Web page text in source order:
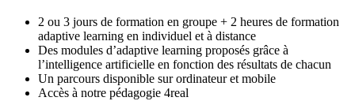
2 ou 3 jours de formation en groupe + 2 heures de formation
adaptive learning en individuel et à distance
Des modules d’adaptive learning proposés grâce à
l’intelligence artificielle en fonction des résultats de chacun
Un parcours disponible sur ordinateur et mobile
Accès à notre pédagogie 4real